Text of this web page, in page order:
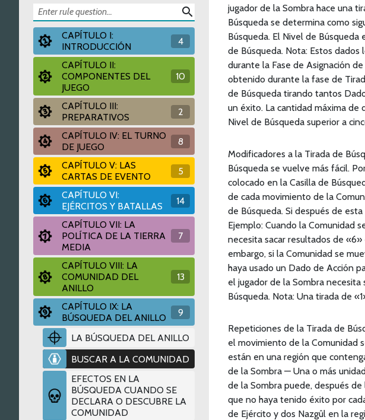
search
CAPÍTULO I:
INTRODUCCIÓN
4
CAPÍTULO II:
COMPONENTES DEL
JUEGO
10
CAPÍTULO III:
PREPARATIVOS
2
CAPÍTULO IV: EL TURNO
DE JUEGO
8
CAPÍTULO V: LAS
CARTAS DE EVENTO
5
CAPÍTULO VI:
EJÉRCITOS Y BATALLAS
14
CAPÍTULO VII: LA
POLÍTICA DE LA TIERRA
MEDIA
7
CAPÍTULO VIII: LA
COMUNIDAD DEL
ANILLO
13
CAPÍTULO IX: LA
BÚSQUEDA DEL ANILLO
9
LA BÚSQUEDA DEL ANILLO
BUSCAR A LA COMUNIDAD
EFECTOS EN LA
BÚSQUEDA CUANDO SE
DECLARA O DESCUBRE LA
COMUNIDAD
jugador de la Sombra hace una
Búsqueda se determina como
Búsqueda. El Nivel de
de Búsqueda. Nota: Estos dados
durante la Fase de Asignación
obtenido durante la fase de
de Búsqueda tirando tantos
un éxito. La cantidad máxima de
Nivel de Búsqueda superior a
Modificadores a la Tirada de
Búsqueda se vuelve más fácil.
colocado en la Casilla de
de cada movimiento de la
de Búsqueda. Si después de
Ejemplo: Cuando la Comunidad
necesita sacar resultados de
embargo, si la Comunidad se
haya usado un Dado de Acción
el jugador de la Sombra
Búsqueda. Nota: Una tirada de
Repeticiones de la Tirada de
el movimiento de la Comunidad
están en una región que
de la Sombra — Una o más
de la Sombra puede, después
que no haya tenido éxito por
de Ejército y dos Nazgûl en la